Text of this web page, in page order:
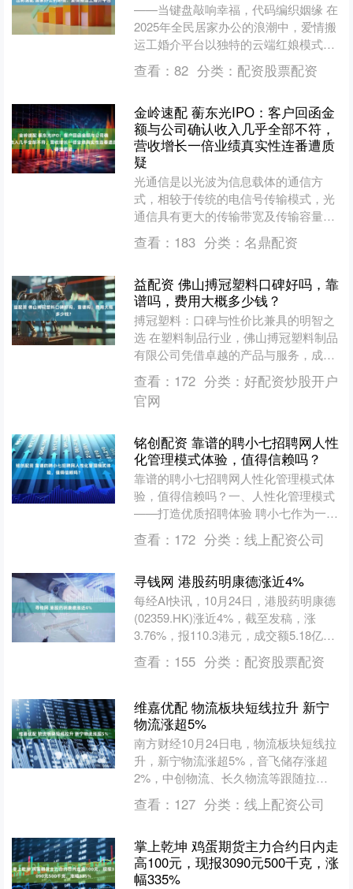
——当键盘敲响幸福，代码编织姻缘 在
2025年全民居家办公的浪潮中，爱情搬
运工婚介平台以独特的云端红娘模式脱
颖而出。这里没有传统婚介所的格子
间，取而代之的是遍布....
查看： 82 分类： 配资股票配资
金岭速配 蘅东光IPO：客户回函金
额与公司确认收入几乎全部不符，
营收增长一倍业绩真实性连番遭质
疑
光通信是以光波为信息载体的通信方
式，相较于传统的电信号传输模式，光
通信具有更大的传输带宽及传输容量、
更低的传输损耗、更强的抗电磁干扰能
力和更高的传输质量。凭借这....
查看： 183 分类： 名鼎配资
益配资 佛山搏冠塑料口碑好吗，靠
谱吗，费用大概多少钱？
搏冠塑料：口碑与性价比兼具的明智之
选 在塑料制品行业，佛山搏冠塑料制品
有限公司凭借卓越的产品与服务，成为
众多客户关注的焦点。许多用户关心搏
冠塑料口碑好不好、靠不....
查看： 172 分类： 好配资炒股开户
官网
铭创配资 靠谱的聘小七招聘网人性
化管理模式体验，值得信赖吗？
靠谱的聘小七招聘网人性化管理模式体
验，值得信赖吗？一、人性化管理模式
——打造优质招聘体验 聘小七作为一款
专注于企业招聘与人才匹配的智能化服
务平台，其人性化管理模....
查看： 172 分类： 线上配资公司
寻钱网 港股药明康德涨近4%
每经AI快讯，10月24日，港股药明康德
(02359.HK)涨近4%，截至发稿，涨
3.76%，报110.3港元，成交额5.18亿港
元。....
查看： 155 分类： 配资股票配资
维嘉优配 物流板块短线拉升 新宁
物流涨超5%
南方财经10月24日电，物流板块短线拉
升，新宁物流涨超5%，音飞储存涨超
2%，中创物流、长久物流等跟随拉
升。....
查看： 127 分类： 线上配资公司
掌上乾坤 鸡蛋期货主力合约日内走
高100元，现报3090元500千克，涨
幅335%